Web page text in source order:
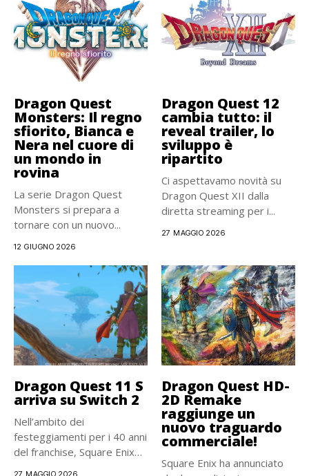
Dragon Quest
Monsters: Il regno
sfiorito, Bianca e
Nera nel cuore di
un mondo in
rovina
La serie Dragon Quest
Monsters si prepara a
tornare con un nuovo...
12 GIUGNO 2026
Dragon Quest 12
cambia tutto: il
reveal trailer, lo
sviluppo è
ripartito
Ci aspettavamo novità su
Dragon Quest XII dalla
diretta streaming per i...
27 MAGGIO 2026
Dragon Quest 11 S
arriva su Switch 2
Nell’ambito dei
festeggiamenti per i 40 anni
del franchise, Square Enix
27 MAGGIO 2026
Dragon Quest HD-
2D Remake
raggiunge un
nuovo traguardo
commerciale!
Square Enix ha annunciato